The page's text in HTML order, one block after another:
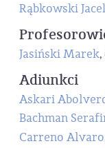
Rąbkowski
Jasiński Marek,
Adiunkci
Askari
Bachman
Carreno Alvaro